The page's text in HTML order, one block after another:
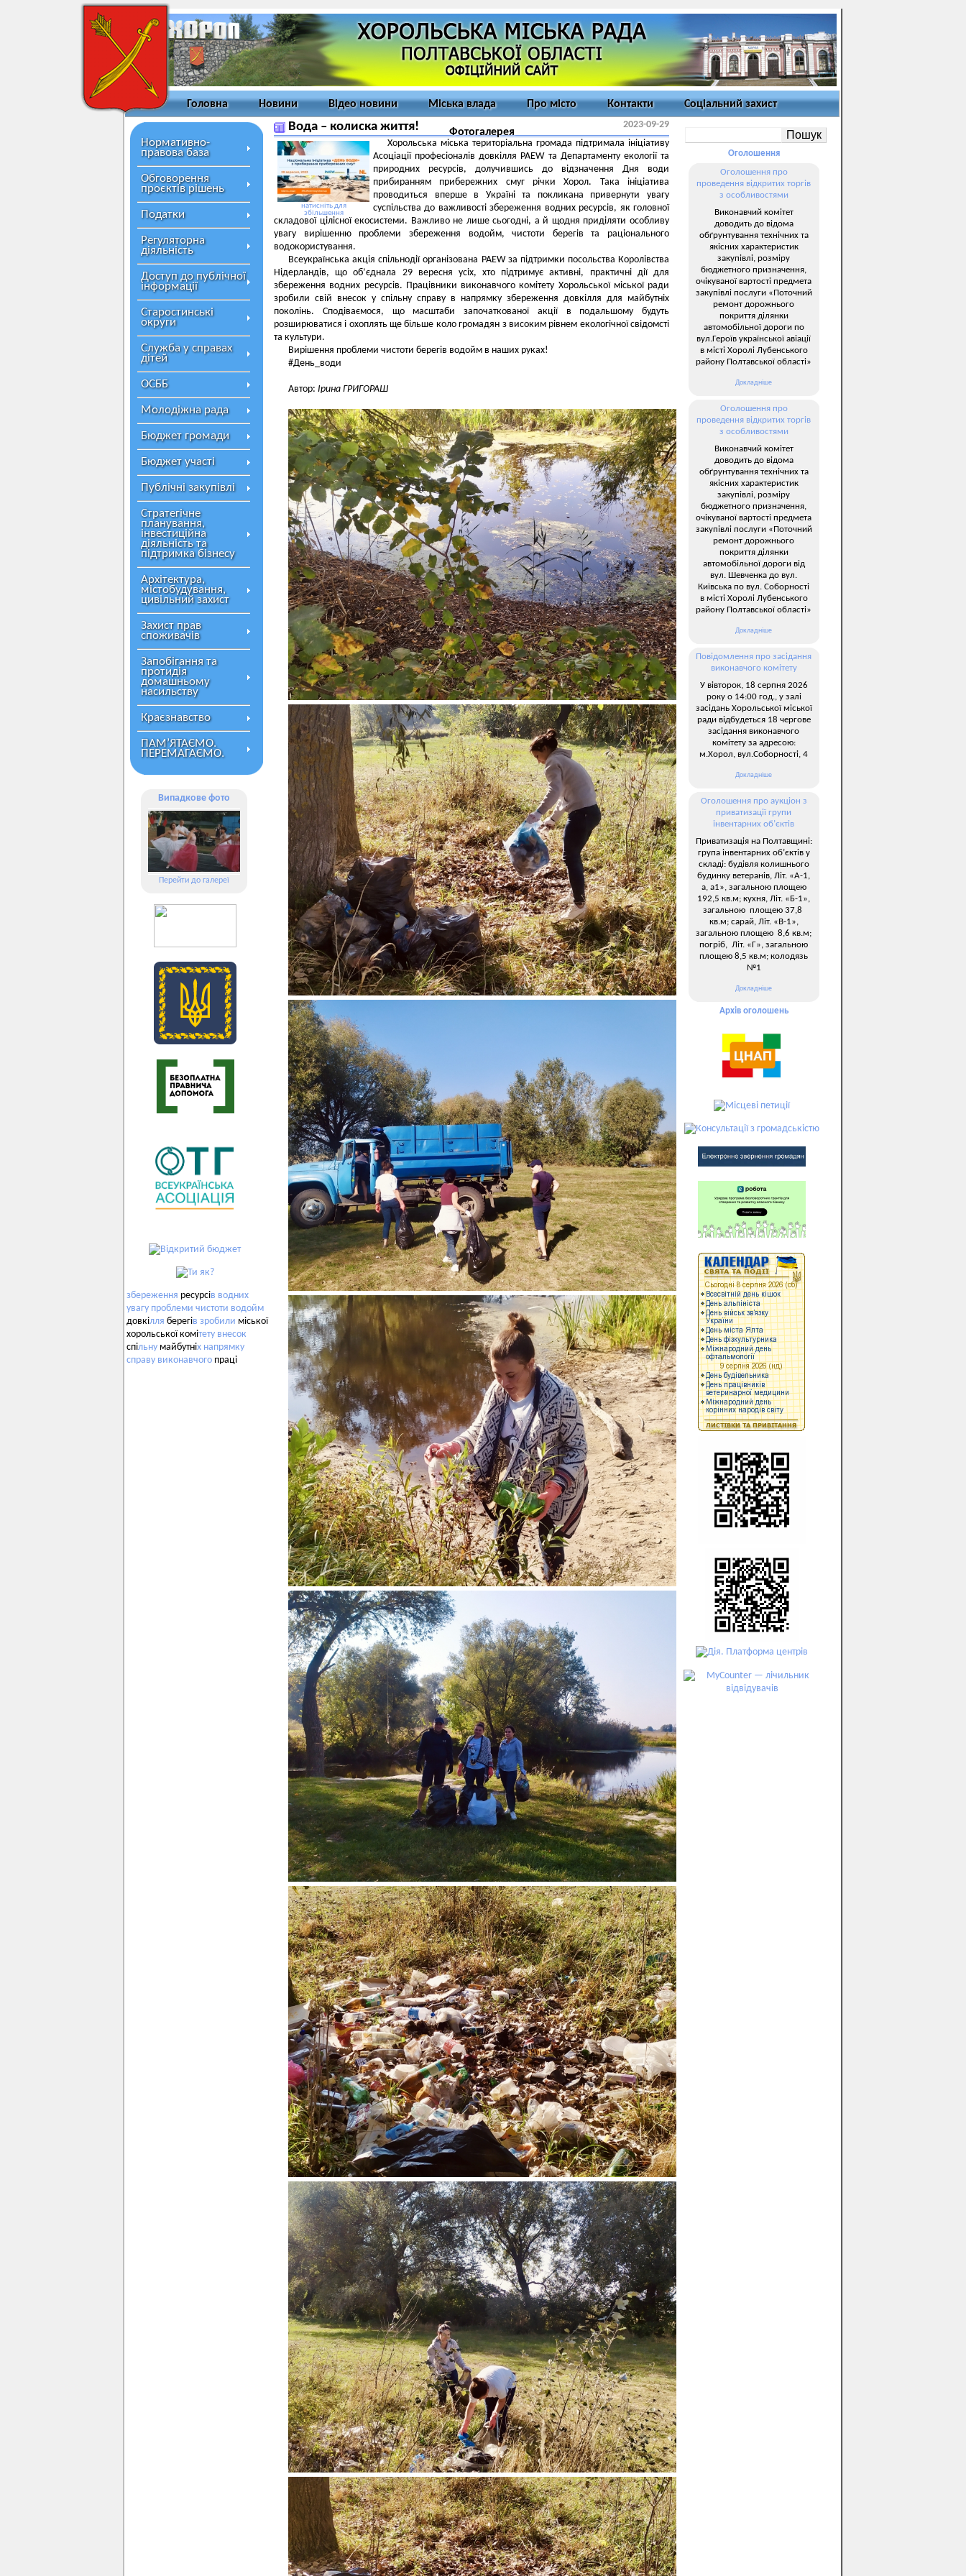
Головна Новини Відео новини Міська влада Про місто Контакти Соціальний захист
Фотогалерея
Нормативно-
правова база
Обговорення
проєктів рішень
Податки
Регуляторна
діяльність
Доступ до публічної
інформації
Старостинські
округи
Служба у справах
дітей
ОСББ
Молодіжна рада
Бюджет громади
Бюджет участі
Публічні закупівлі
Стратегічне
планування,
інвестиційна
діяльність та
підтримка бізнесу
Архітектура,
містобудування,
цивільний захист
Захист прав
споживачів
Запобігання та
протидія
домашньому
насильству
Краєзнавство
ПАМ’ЯТАЄМО.
ПЕРЕМАГАЄМО.
Випадкове фото
Перейти до галереї
збереження ресурсів водних
увагу проблеми чистоти водойм
довкілля берегів зробили міської
хорольської комітету внесок
спільну майбутніх напрямку
справу виконавчого праці
Вода – колиска життя! 2023-09-29
натисніть для
збільшення
Хорольська міська територіальна громада підтримала ініціативу
Асоціації професіоналів довкілля PAEW та Департаменту екології та
природних ресурсів, долучившись до відзначення Дня води
прибиранням прибережних смуг річки Хорол. Така ініціатива
проводиться вперше в Україні та покликана привернути увагу
суспільства до важливості збереження водних ресурсів, як головної
складової цілісної екосистеми. Важливо не лише сьогодні, а й щодня приділяти особливу
увагу вирішенню проблеми збереження водойм, чистоти берегів та раціонального
водокористування.
Всеукраїнська акція спільнодії організована PAEW за підтримки посольства Королівства
Нідерландів, що об’єднала 29 вересня усіх, хто підтримує активні, практичні дії для
збереження водних ресурсів. Працівники виконавчого комітету Хорольської міської ради
зробили свій внесок у спільну справу в напрямку збереження довкілля для майбутніх
поколінь. Сподіваємося, що масштаби започаткованої акції в подальшому будуть
розширюватися і охоплять ще більше коло громадян з високим рівнем екологічної свідомсті
та культури.
Вирішення проблеми чистоти берегів водойм в наших руках!
#День_води
Автор: Ірина ГРИГОРАШ
Оголошення
Оголошення про
проведення відкритих торгів
з особливостями
Виконавчий комітет
доводить до відома
обґрунтування технічних та
якісних характеристик
закупівлі, розміру
бюджетного призначення,
очікуваної вартості предмета
закупівлі послуги «Поточний
ремонт дорожнього
покриття ділянки
автомобільної дороги по
вул.Героїв української авіації
в місті Хоролі Лубенського
району Полтавської області»
Докладніше
Оголошення про
проведення відкритих торгів
з особливостями
Виконавчий комітет
доводить до відома
обґрунтування технічних та
якісних характеристик
закупівлі, розміру
бюджетного призначення,
очікуваної вартості предмета
закупівлі послуги «Поточний
ремонт дорожнього
покриття ділянки
автомобільної дороги від
вул. Шевченка до вул.
Київська по вул. Соборності
в місті Хоролі Лубенського
району Полтавської області»
Докладніше
Повідомлення про засідання
виконавчого комітету
У вівторок, 18 серпня 2026
року о 14:00 год., у залі
засідань Хорольської міської
ради відбудеться 18 чергове
засідання виконавчого
комітету за адресою:
м.Хорол, вул.Соборності, 4
Докладніше
Оголошення про аукціон з
приватизації групи
інвентарних об’єктів
Приватизація на Полтавщині:
група інвентарних об’єктів у
складі: будівля колишнього
будинку ветеранів, Літ. «А-1,
а, а1», загальною площею
192,5 кв.м; кухня, Літ. «Б-1»,
загальною площею 37,8
кв.м; сарай, Літ. «В-1»,
загальною площею 8,6 кв.м;
погріб, Літ. «Г», загальною
площею 8,5 кв.м; колодязь
№1
Докладніше
Архів оголошень